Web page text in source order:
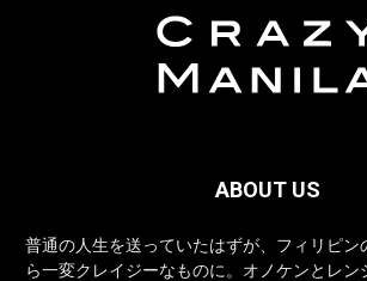
ABOUT US
普通の人生を送っていたはずが、フィリピン
ら一変クレイジーなものに。オノケンとレ